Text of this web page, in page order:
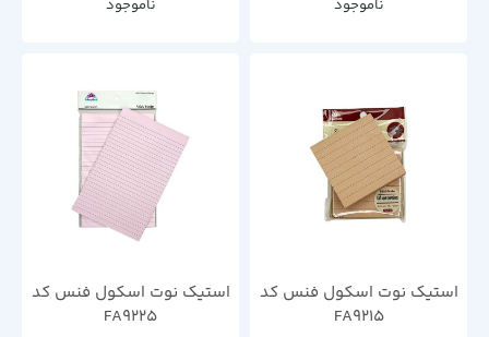
ناموجود ناموجود
استیک نوت اسکول فنس کد
FA9215
استیک نوت اسکول فنس کد
FA9225